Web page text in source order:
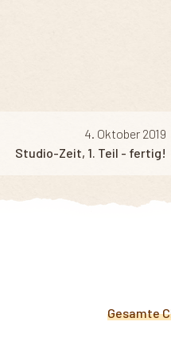
4. Oktober 2019
Studio-Zeit, 1. Teil - fertig!
Gesamte